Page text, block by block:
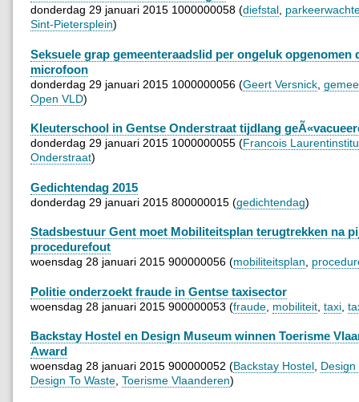
donderdag 29 januari 2015 1000000058 (diefstal,
Sint-Pietersplein)
Seksuele grap gemeenteraadslid per ongeluk opgenomen
microfoon
donderdag 29 januari 2015 1000000056 (Geert Versnick
Open VLD)
Kleuterschool in Gentse Onderstraat tijdlang
donderdag 29 januari 2015 1000000055 (Francois
Onderstraat)
Gedichtendag 2015
donderdag 29 januari 2015 800000015 (gedichtendag)
Stadsbestuur Gent moet Mobiliteitsplan terugtrekken na
procedurefout
woensdag 28 januari 2015 900000056 (mobiliteitsplan,
Politie onderzoekt fraude in Gentse taxisector
woensdag 28 januari 2015 900000053 (fraude mobiliteit taxi
Backstay Hostel en Design Museum winnen Toerisme
Award
woensdag 28 januari 2015 900000052 (Backstay Hostel
Design To Waste Toerisme Vlaanderen)